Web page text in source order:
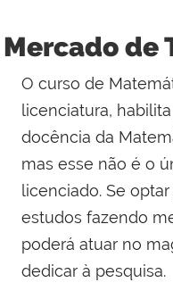
Mercado de
O curso de
licenciatura,
docência da
mas esse não é o
licenciado. Se
estudos fazendo
poderá atuar no
dedicar à pesquisa.